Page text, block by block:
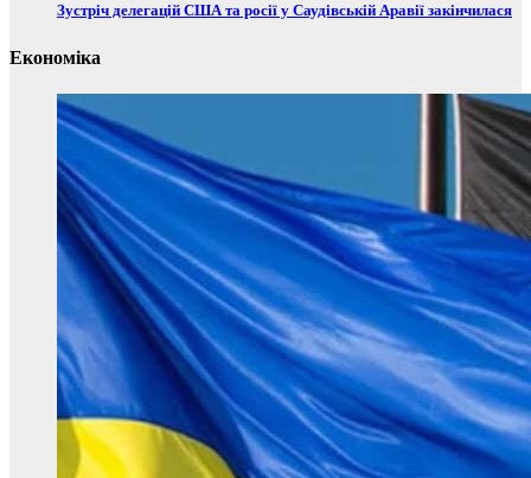
Зустріч делегацій США та росії у Саудівській Аравії закінчилася
Економіка